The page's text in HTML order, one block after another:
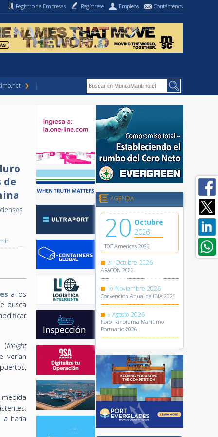
Registro de Empresas Regístrese Empleos Contáctenos
de
a los
busca
(freight
verían
haría
AGENDA
20 Octubre
2026
TOC Americas 2026
21 Octubre 2026
ARACON 2026
10 Noviembre 2026
Convención Anual de IBIA 2026
6 Agosto 2026
Foro Panorama Marítimo
Portuario 2026